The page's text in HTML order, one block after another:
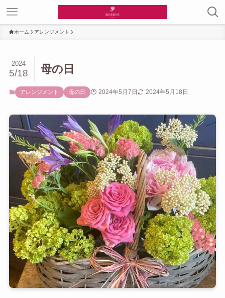
ホーム アレンジメント
母の日
2024
5/18
アレンジメント 母の日 2024年5月7日 2024年5月18日